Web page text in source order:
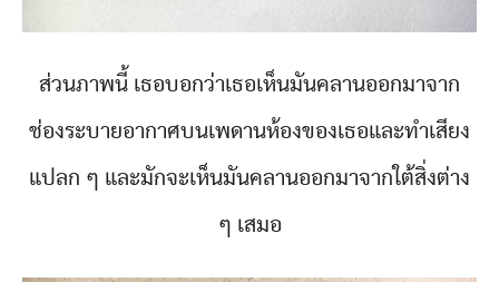
ส่วนภาพนี้ เธอบอกว่าเธอเห็นมันคลานออกมาจาก
ช่องระบายอากาศบนเพดานห้องของเธอและทำเสียง
แปลก ๆ และมักจะเห็นมันคลานออกมาจากใต้สิ่งต่าง
ๆ เสมอ